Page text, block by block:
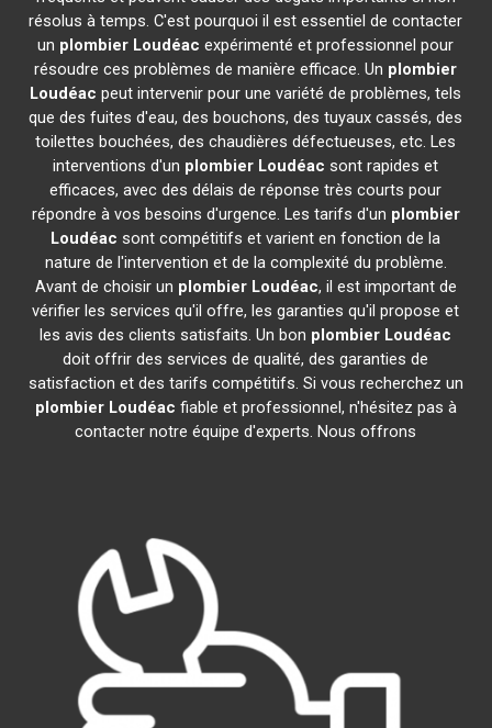
résolus à temps. C'est pourquoi il est essentiel de contacter
un plombier Loudéac expérimenté et professionnel pour
résoudre ces problèmes de manière efficace. Un plombier
Loudéac peut intervenir pour une variété de problèmes, tels
que des fuites d'eau, des bouchons, des tuyaux cassés, des
toilettes bouchées, des chaudières défectueuses, etc. Les
interventions d'un plombier Loudéac sont rapides et
efficaces, avec des délais de réponse très courts pour
répondre à vos besoins d'urgence. Les tarifs d'un plombier
Loudéac sont compétitifs et varient en fonction de la
nature de l'intervention et de la complexité du problème.
Avant de choisir un plombier Loudéac, il est important de
vérifier les services qu'il offre, les garanties qu'il propose et
les avis des clients satisfaits. Un bon plombier Loudéac
doit offrir des services de qualité, des garanties de
satisfaction et des tarifs compétitifs. Si vous recherchez un
plombier Loudéac fiable et professionnel, n'hésitez pas à
contacter notre équipe d'experts. Nous offrons